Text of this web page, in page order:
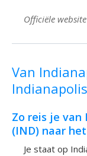
Officiële
Van
Zo reis je
(IND) naar
Je staat op